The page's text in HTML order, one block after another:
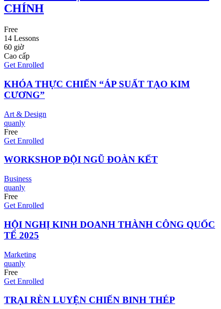
CHÍNH
Free
14 Lessons
60 giờ
Cao cấp
Get Enrolled
KHÓA THỰC CHIẾN “ÁP SUẤT TẠO KIM
CƯƠNG”
Art & Design
quanly
Free
Get Enrolled
WORKSHOP ĐỘI NGŨ ĐOÀN KẾT
Business
quanly
Free
Get Enrolled
HỘI NGHỊ KINH DOANH THÀNH CÔNG QUỐC
TẾ 2025
Marketing
quanly
Free
Get Enrolled
TRẠI RÈN LUYỆN CHIẾN BINH THÉP